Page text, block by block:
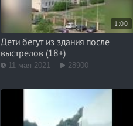
1:00
Дети бегут из здания после
выстрелов (18+)
11 мая 2021 28900